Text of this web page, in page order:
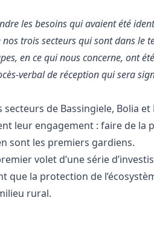
les besoins qui avaient été
trois secteurs qui sont dans le
en ce qui nous concerne, ont
verbal de réception qui sera
secteurs de Bassingiele, Bolia
leur engagement : faire de la
sont les premiers gardiens.
volet d’une série
la protection de
rural.